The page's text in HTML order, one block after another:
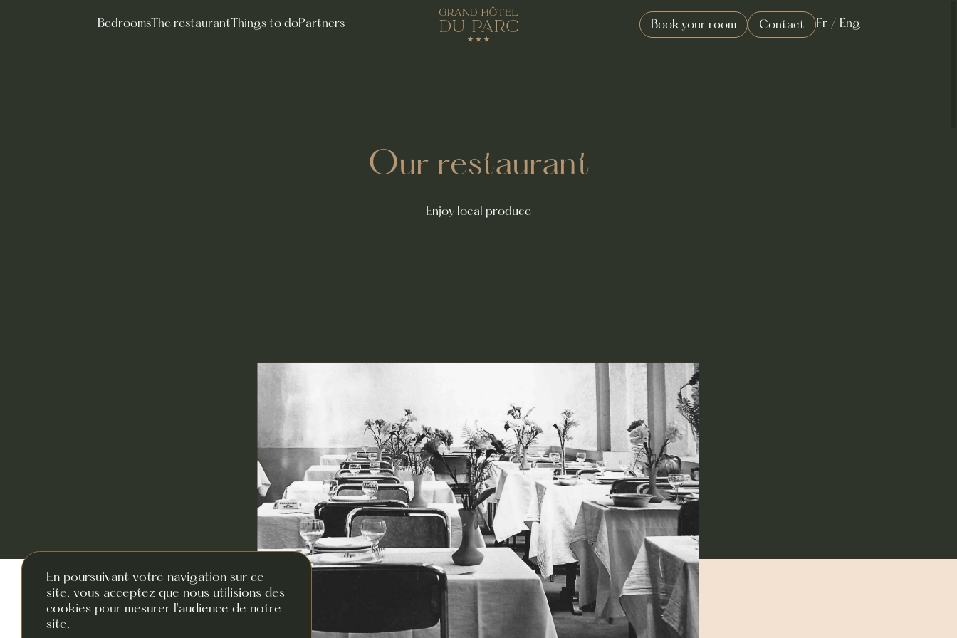
BedroomsThe restaurant Things to doPartners Book your room Contact Fr/ Eng
Our restaurant
Enjoy local produce
En poursuivant votre navigation sur ce
site, vous acceptez que nous utilisions des
cookies pour mesurer l'audience de notre
site.